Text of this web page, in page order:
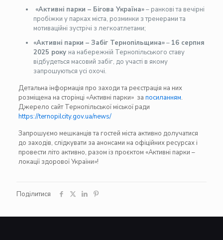
«Активні парки – Бігова Україна»– ранкові та вечірні
пробіжки у парках міста, розминки з тренерами та
мотиваційні зустрічі з легкоатлетами;
«Активні парки – Забіг Тернопільщина»– 16 серпня
2025 року на набережній Тернопільського ставу
відбудеться масовий забіг, до участі в якому
запрошуються усі охочі.
Детальна інформація про заходи та реєстрація на них
розміщена на сторінці «Активні парки» за посиланням.
Джерело сайт Тернопільської міської ради
https://ternopilcity.gov.ua/news/
Запрошуємо мешканців та гостей міста активно долучатися
до заходів, слідкувати за анонсами на офіційних ресурсах і
провести літо активно, разом із проєктом «Активні парки –
локації здорової України»!
Поділитися